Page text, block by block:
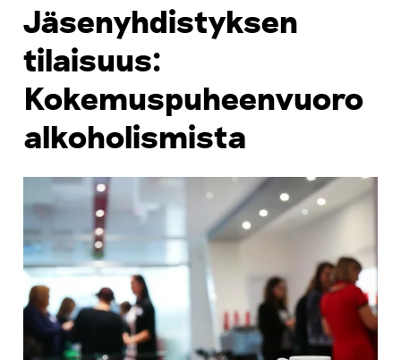
Jäsenyhdistyksen
tilaisuus:
Kokemuspuheenvuoro
alkoholismista